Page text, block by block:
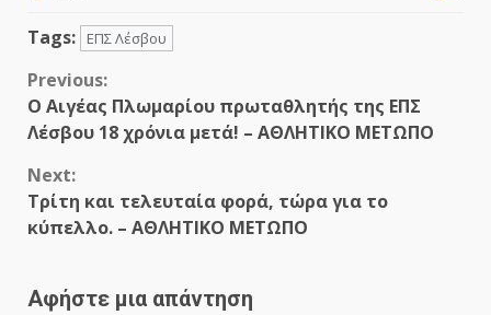
Tags: ΕΠΣ Λέσβου
Continue
Reading
Previous:
Ο Αιγέας Πλωμαρίου πρωταθλητής της ΕΠΣ
Λέσβου 18 χρόνια μετά! – ΑΘΛΗΤΙΚΟ ΜΕΤΩΠΟ
Next:
Τρίτη και τελευταία φορά, τώρα για το
κύπελλο. – ΑΘΛΗΤΙΚΟ ΜΕΤΩΠΟ
Αφήστε μια απάντηση